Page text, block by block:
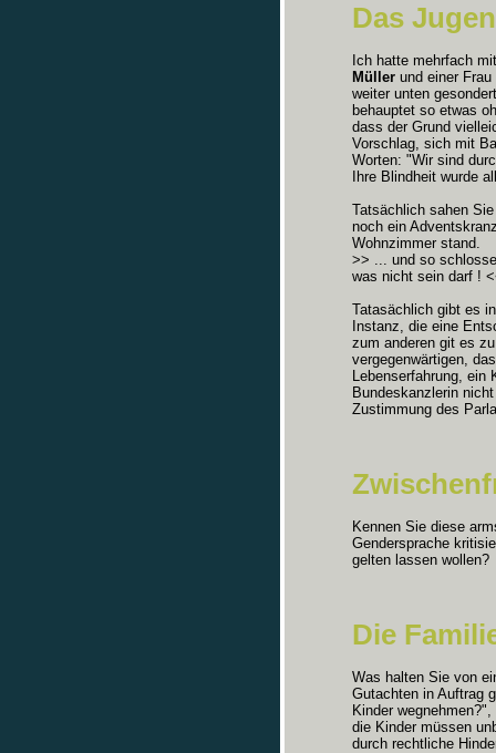
Das
Ich hatte mehrfach
Müller und einer Frau
weiter unten
behauptet so etwas
dass der Grund
Vorschlag, sich mit
Worten: "Wir sind
Ihre Blindheit wurde
Tatsächlich sahen
noch ein
Wohnzimmer stand.
>> ... und so
was nicht sein darf !
Tatasächlich gibt es
Instanz, die eine
zum anderen git es
vergegenwärtigen,
Lebenserfahrung, ein
Bundeskanzlerin
Zustimmung des
Kennen Sie diese
Gendersprache
gelten lassen wollen?
Die
Was halten Sie von
Gutachten in Auftrag
Kinder
die Kinder müssen
durch rechtliche